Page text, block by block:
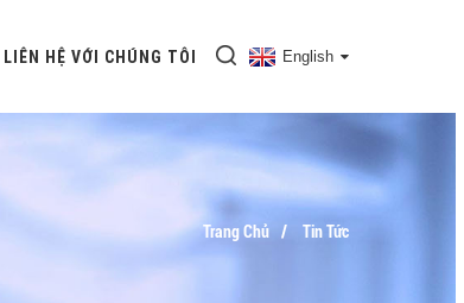
LIÊN HỆ VỚI CHÚNG TÔI English
Trang Chủ Tin Tức